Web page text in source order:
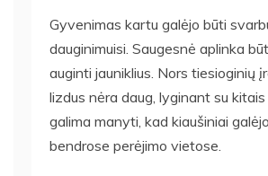
Gyvenimas kartu galėjo būti
dauginimuisi. Saugesnė aplinka
auginti jauniklius. Nors tiesioginių
lizdus nėra daug, lyginant su
galima manyti, kad kiaušiniai
bendrose perėjimo vietose.